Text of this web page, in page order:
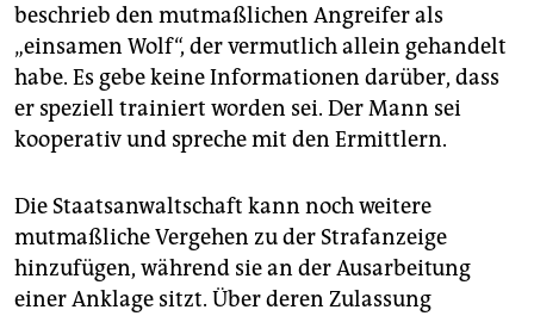
beschrieb den mutmaßlichen Angreifer als
„einsamen Wolf“, der vermutlich allein gehandelt
habe. Es gebe keine Informationen darüber, dass
er speziell trainiert worden sei. Der Mann sei
kooperativ und spreche mit den Ermittlern.
Die Staatsanwaltschaft kann noch weitere
mutmaßliche Vergehen zu der Strafanzeige
hinzufügen, während sie an der Ausarbeitung
einer Anklage sitzt. Über deren Zulassung